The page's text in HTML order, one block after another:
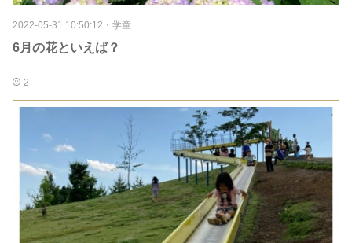
2022-05-31 10:50:12 ・ 学童
6月の花といえば？
2